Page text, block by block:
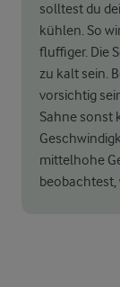
solltest du
kühlen. So
fluffiger. Die
zu kalt sein.
vorsichtig
Sahne sonst
mittelhohe
beobachtest,